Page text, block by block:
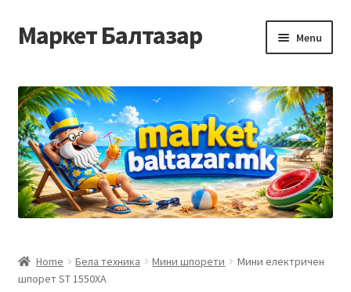
Skip
to
Skip
to
Маркет Балтазар Menu
Checkout
Homepage
Privacy Policy
Контакт
Home Бела техника Мини шпорети
Мини електричен
шпорет ST 1550XA